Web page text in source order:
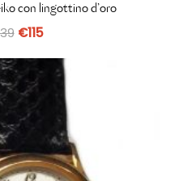
con lingottino d’oro
€115